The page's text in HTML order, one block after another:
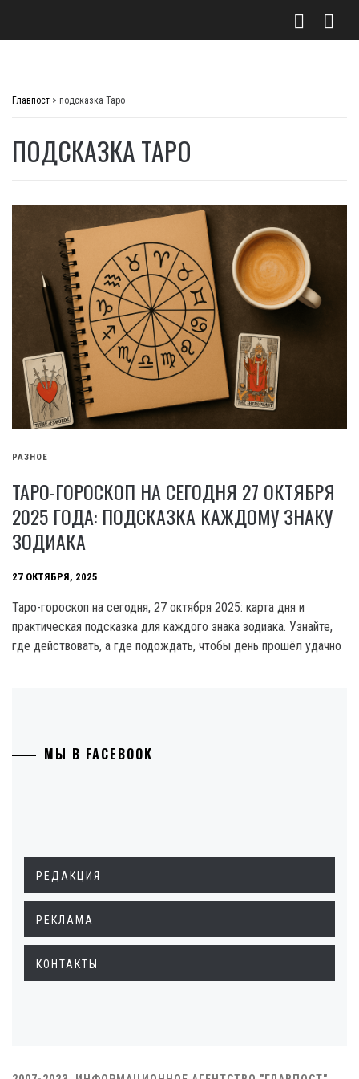
Главпост > подсказка Таро
ПОДСКАЗКА ТАРО
РАЗНОЕ
ТАРО-ГОРОСКОП НА СЕГОДНЯ 27 ОКТЯБРЯ
2025 ГОДА: ПОДСКАЗКА КАЖДОМУ ЗНАКУ
ЗОДИАКА
27 ОКТЯБРЯ, 2025
Таро-гороскоп на сегодня, 27 октября 2025: карта дня и
практическая подсказка для каждого знака зодиака. Узнайте,
где действовать, а где подождать, чтобы день прошёл удачно
МЫ В FACEBOOK
РЕДАКЦИЯ
РЕКЛАМА
КОНТАКТЫ